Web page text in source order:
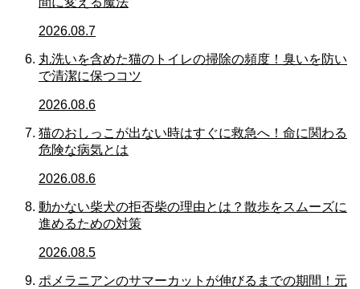
2026.08.7
丸洗いを含めた猫のトイレの掃除の頻度！臭いを防い
で清潔に保つコツ
2026.08.6
猫のおしっこが出ない時はすぐに救急へ！命に関わる
危険な病気とは
2026.08.6
動かない柴犬の拒否柴の理由とは？散歩をスムーズに
進めるための対策
2026.08.5
ポメラニアンのサマーカットが伸びるまでの期間！元